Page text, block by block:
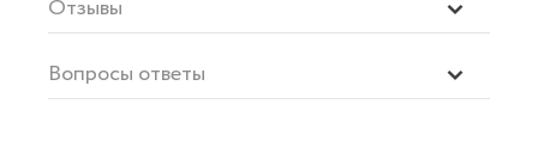
Отзывы
Вопросы ответы